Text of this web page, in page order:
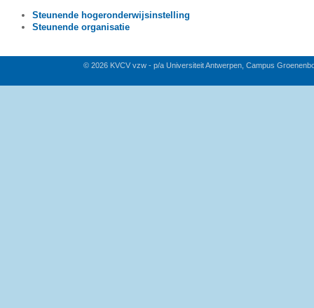
Steunende hogeronderwijsinstelling
Steunende organisatie
© 2026 KVCV vzw - p/a Universiteit Antwerpen, Campus